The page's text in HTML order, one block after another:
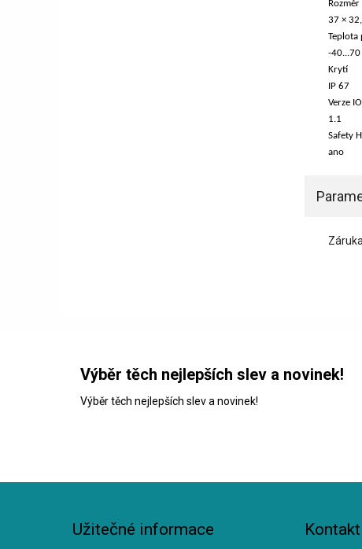
Rozměr
37 ×
Teplota
-40...70
Krytí
IP 67
Verze
1.1
Safety
ano
Výběr těch nejlepších slev a novinek!
Výběr těch nejlepších slev a novinek!
Užitečné informace Kontakt